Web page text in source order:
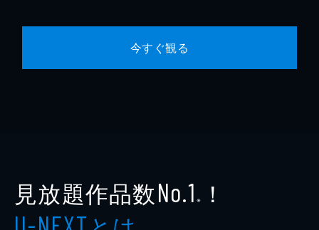
今すぐ観る
見放題作品数No.1 ※ ！